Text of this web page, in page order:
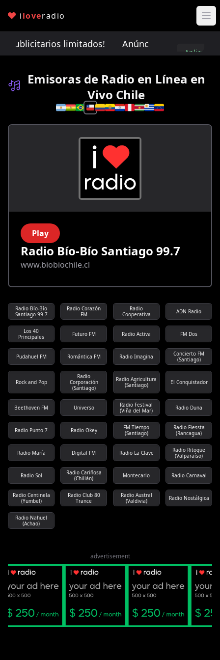
iloveradio
publicitarios limitados!Anúnciate con nosotros.
Aplica
Emisoras de Radio en Línea en
Vivo Chile
Selecciona un
Play
Radio Bío-Bío Santiago 99.7
www.biobiochile.cl
Radio Bío-Bío
Santiago 99.7
Radio Corazón
FM
Radio
Cooperativa
ADN Radio
Los 40
Principales
Futuro FM Radio Activa FM Dos
Pudahuel FM Romántica FM Radio Imagina
Concierto FM
(Santiago)
Rock and Pop
Radio
Corporación
(Santiago)
Radio Agricultura
(Santiago)
El Conquistador
Beethoven FM Universo
Radio Festival
(Viña del Mar)
Radio Duna
Radio Punto 7 Radio Okey
FM Tiempo
(Santiago)
Radio Fiessta
(Rancagua)
Radio María Digital FM Radio La Clave
Radio Ritoque
(Valparaíso)
Radio Sol
Radio Cariñosa
(Chillán)
Montecarlo Radio Carnaval
Radio Centinela
(Yumbel)
Radio Club 80
Trance
Radio Austral
(Valdivia)
Radio Nostálgica
Radio Nahuel
(Achao)
advertisement